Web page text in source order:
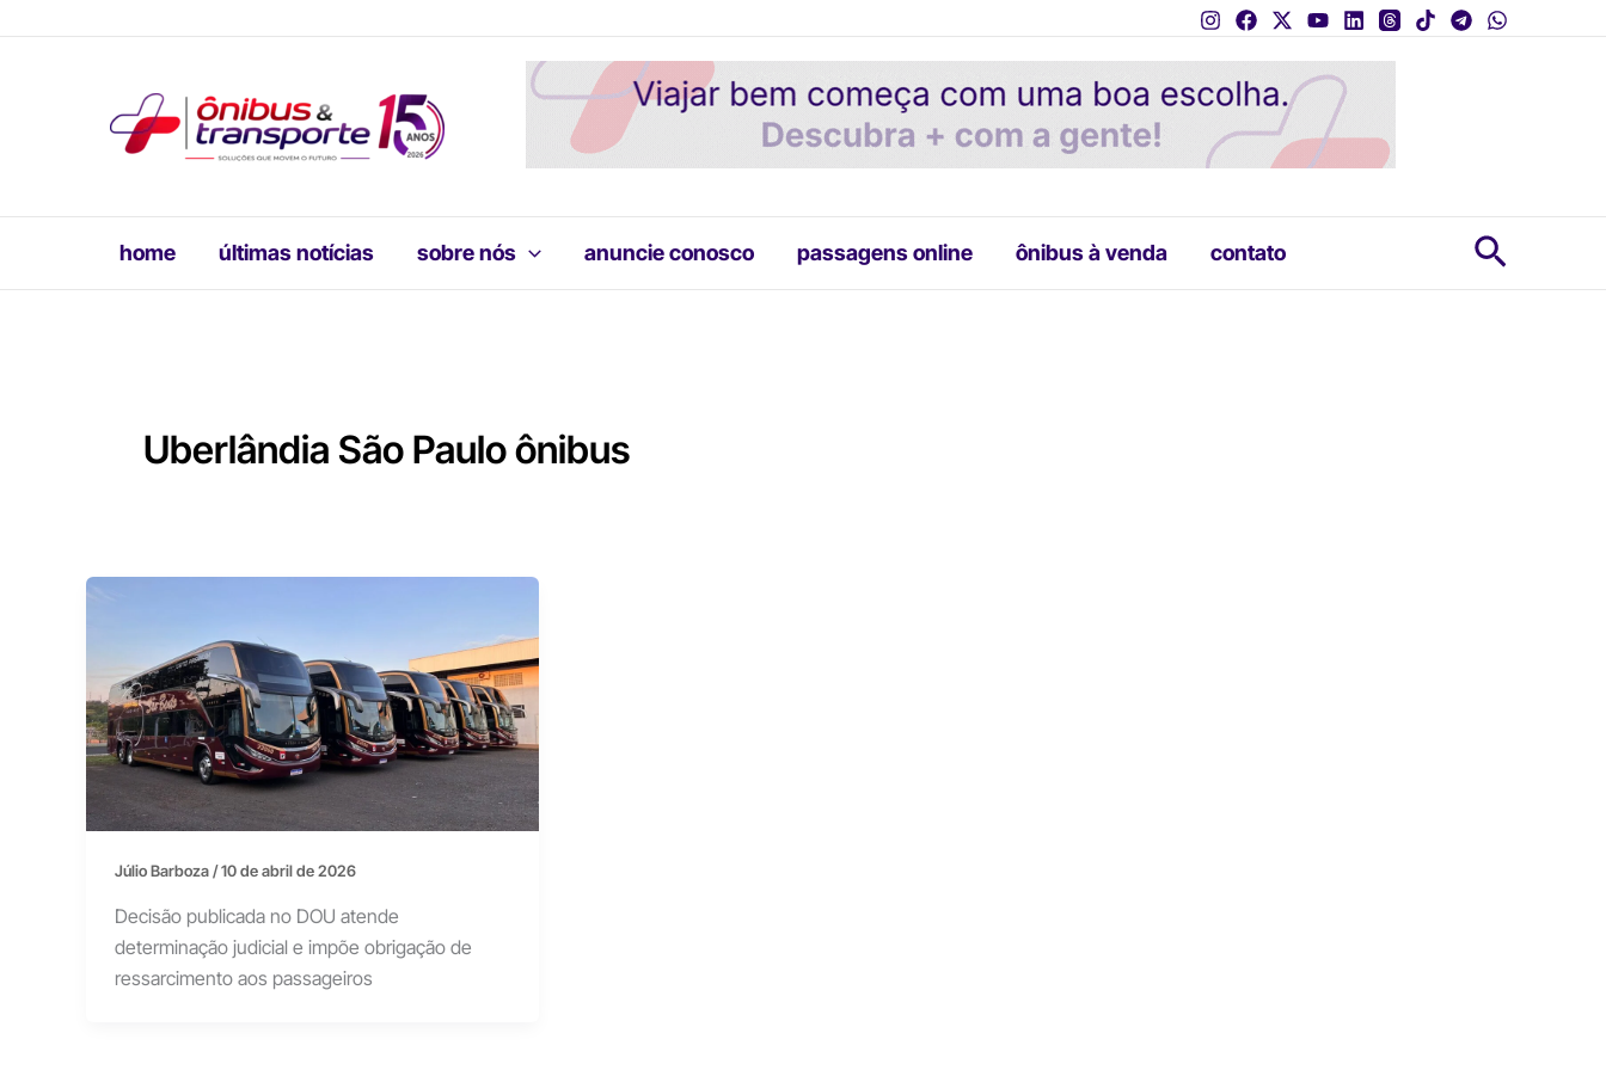
home últimas notícias sobre nós anuncie conosco passagens online ônibus à venda contato
Uberlândia São Paulo ônibus
Júlio Barboza/10 de abril de 2026
Decisão publicada no DOU atende
determinação judicial e impõe obrigação de
ressarcimento aos passageiros